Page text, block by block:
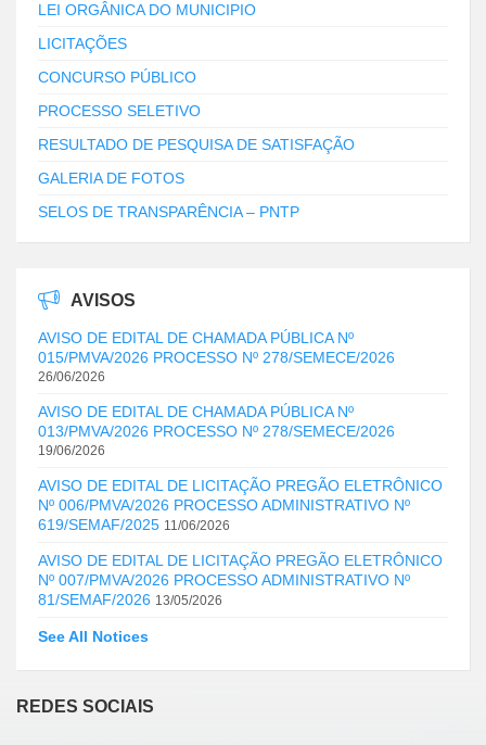
LEI ORGÂNICA DO MUNICIPIO
LICITAÇÕES
CONCURSO PÚBLICO
PROCESSO SELETIVO
RESULTADO DE PESQUISA DE SATISFAÇÃO
GALERIA DE FOTOS
SELOS DE TRANSPARÊNCIA – PNTP
AVISOS
AVISO DE EDITAL DE CHAMADA PÚBLICA Nº
015/PMVA/2026 PROCESSO Nº 278/SEMECE/2026
26/06/2026
AVISO DE EDITAL DE CHAMADA PÚBLICA Nº
013/PMVA/2026 PROCESSO Nº 278/SEMECE/2026
19/06/2026
AVISO DE EDITAL DE LICITAÇÃO PREGÃO ELETRÔNICO
Nº 006/PMVA/2026 PROCESSO ADMINISTRATIVO Nº
619/SEMAF/2025 11/06/2026
AVISO DE EDITAL DE LICITAÇÃO PREGÃO ELETRÔNICO
Nº 007/PMVA/2026 PROCESSO ADMINISTRATIVO Nº
81/SEMAF/2026 13/05/2026
See All Notices
REDES SOCIAIS